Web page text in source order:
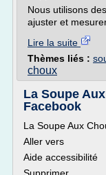
Nous utilisons
ajuster et
Lire la suite
Thèmes liés :
choux
La Soupe
Facebook
La Soupe Aux
Aller vers
Aide accessibilité